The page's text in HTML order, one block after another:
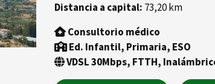
Distancia a capital: 73,20 km
Consultorio médico
Ed. Infantil, Primaria, ESO
VDSL 30Mbps, FTTH,